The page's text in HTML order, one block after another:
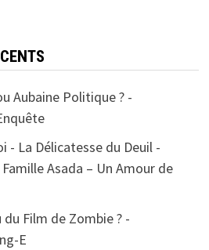
Aubaine Politique ? -
- La Délicatesse du Deuil -
Famille Asada – Un Amour de
du Film de Zombie ? -
E